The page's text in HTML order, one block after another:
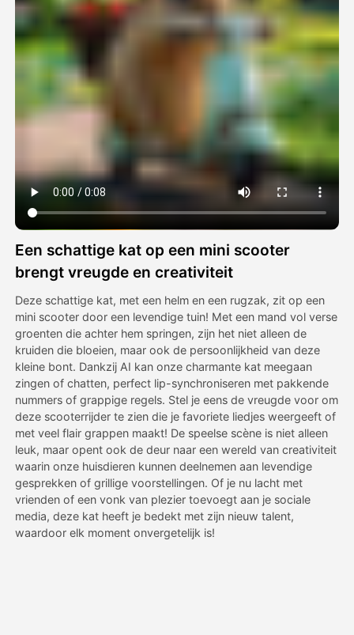
Avatar Video
▼
AI Video ▼
Foto van AI ▼
Andere instrumenten
Bekijk alle sjablonen
Galerij
Blog
Prijzen
API
Een schattige kat op een mini scooter
brengt vreugde en creativiteit
Deze schattige kat, met een helm en een rugzak, zit op een
mini scooter door een levendige tuin! Met een mand vol verse
groenten die achter hem springen, zijn het niet alleen de
kruiden die bloeien, maar ook de persoonlijkheid van deze
kleine bont. Dankzij AI kan onze charmante kat meegaan
zingen of chatten, perfect lip-synchroniseren met pakkende
nummers of grappige regels. Stel je eens de vreugde voor om
deze scooterrijder te zien die je favoriete liedjes weergeeft of
met veel flair grappen maakt! De speelse scène is niet alleen
leuk, maar opent ook de deur naar een wereld van creativiteit
waarin onze huisdieren kunnen deelnemen aan levendige
gesprekken of grillige voorstellingen. Of je nu lacht met
vrienden of een vonk van plezier toevoegt aan je sociale
media, deze kat heeft je bedekt met zijn nieuw talent,
waardoor elk moment onvergetelijk is!